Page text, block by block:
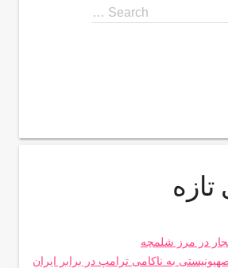
Search …
در مرز شلمچه
به ناکامی ترامپ در برابر ایران